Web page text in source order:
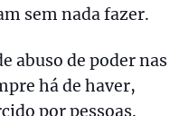
sem nada fazer.
abuso de poder nas
há de haver,
por pessoas.